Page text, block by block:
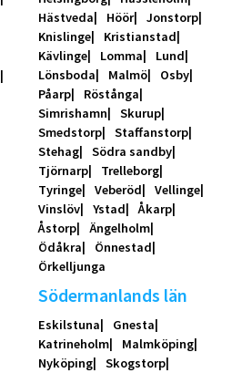
Hästveda
Höör
Jonstorp
Knislinge
Kristianstad
Kävlinge
Lomma
Lund
Lönsboda
Malmö
Osby
Påarp
Röstånga
Simrishamn
Skurup
Smedstorp
Staffanstorp
Stehag
Södra sandby
Tjörnarp
Trelleborg
Tyringe
Veberöd
Vellinge
Vinslöv
Ystad
Åkarp
Åstorp
Ängelholm
Ödåkra
Önnestad
Örkelljunga
Södermanlands län
Eskilstuna
Gnesta
Katrineholm
Malmköping
Nyköping
Skogstorp